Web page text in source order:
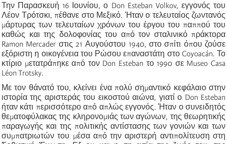
Την Παρασκευή 16 Ιουνίου, ο Don Esteban Volkov, εγγονός του
Λέον Τρότσκι, πέθανε στο Μεξικό. Ήταν ο τελευταίος ζωντανός
μάρτυρας των τελευταίων χρόνων του έργου του παππού του
καθώς και της δολοφονίας του από τον σταλινικό πράκτορα
Ramon Mercader στις 21 Αυγούστου 1940, στο σπίτι όπου ζούσε
εξόριστη η οικογένεια του Ρώσου επαναστάτη στο Coyoacán. Το
κτίριο μετατράπηκε από τον Don Esteban το 1990 σε Museo Casa
Léon Trotsky.
Με τον θάνατό του, κλείνει ένα πολύ σημαντικό κεφάλαιο στην
ιστορία της αριστεράς του εικοστού αιώνα, γιατί ο Don Esteban
ήταν κάτι περισσότερο από απλώς εγγονός. Ήταν ο συνειδητός
θεματοφύλακας της κληρονομιάς των αγώνων, της θεωρητικής
παραγωγής και της πολιτικής αντίστασης των γονιών και των
συμπατριωτών του μέσα από την αριστερή αντιπολίτευση στη